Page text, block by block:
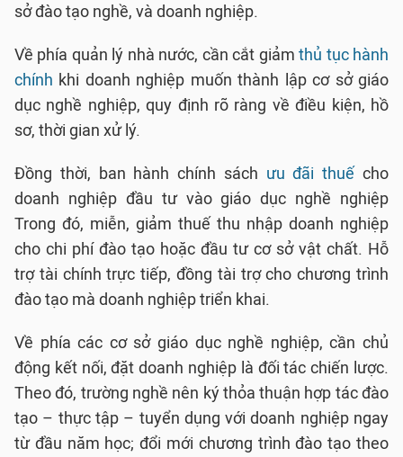
sở đào tạo nghề, và doanh nghiệp.
Về phía quản lý nhà nước, cần cắt giảmthủ tục hành
chính khi doanh nghiệp muốn thành lập cơ sở giáo
dục nghề nghiệp, quy định rõ ràng về điều kiện, hồ
sơ, thời gian xử lý.
Đồng thời, ban hành chính sách ưu đãi thuế cho
doanh nghiệp đầu tư vào giáo dục nghề nghiệp
Trong đó, miễn, giảm thuế thu nhập doanh nghiệp
cho chi phí đào tạo hoặc đầu tư cơ sở vật chất. Hỗ
trợ tài chính trực tiếp, đồng tài trợ cho chương trình
đào tạo mà doanh nghiệp triển khai.
Về phía các cơ sở giáo dục nghề nghiệp, cần chủ
động kết nối, đặt doanh nghiệp là đối tác chiến lược.
Theo đó, trường nghề nên ký thỏa thuận hợp tác đào
tạo – thực tập – tuyển dụng với doanh nghiệp ngay
từ đầu năm học; đổi mới chương trình đào tạo theo